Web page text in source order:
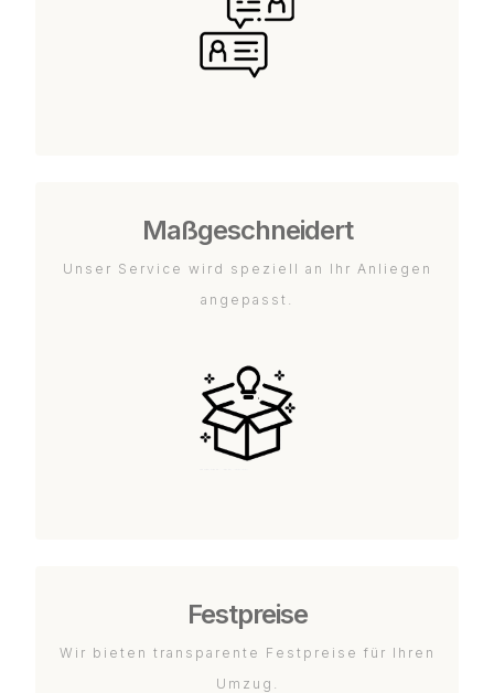
Maßgeschneidert
Unser Service wird speziell an Ihr Anliegen
angepasst.
Festpreise
Wir bieten transparente Festpreise für Ihren
Umzug.